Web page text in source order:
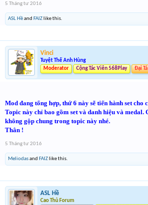
5 Tháng tư 2016
ASL Hềand FAIZ like this.
Vinci
Tuyệt Thế Anh Hùng
Moderator
Cộng Tác Viên 568Play Đại
Mod đang tổng hợp, thứ 6 này sẽ tiến hành set cho
Topic này chỉ bao gồm set và danh hiệu và medal.
không gộp chung trong topic này nhé.
Thân !
5 Tháng tư 2016
Meliodasand FAIZ like this.
ASL Hề
Cao Thủ Forum